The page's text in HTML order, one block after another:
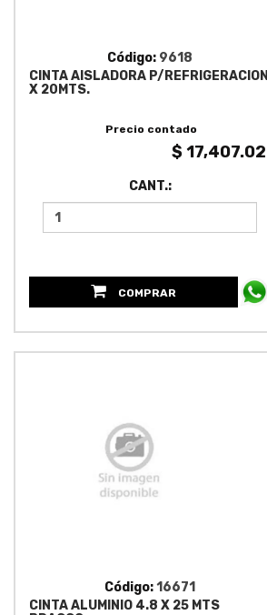
Código: 9618
CINTA AISLADORA P/REFRIGERACION
X 20MTS.
Precio contado
$ 17,407.02
CANT.:
COMPRAR
Código:16671
CINTA ALUMINIO 4.8 X 25 MTS